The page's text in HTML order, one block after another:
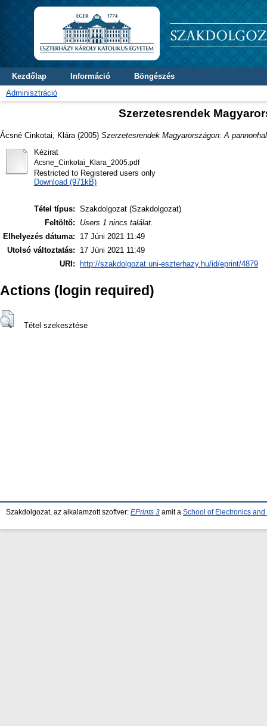
Kezdőlap Információ
Böngészés
Adminisztráció
Szerzetesrendek
Ácsné Cinkotai, Klára (2005) Szerzetesrendek Magyarországon: A
Kézirat
Acsne_Cinkotai_Klara_2005.pdf
Restricted to Registered users only
Download (971kB)
Tétel típus: Szakdolgozat (Szakdolgozat)
Feltöltő:
Users 1 nincs találat.
Elhelyezés dátuma:
17 Júni 2021 11:49
Utolsó változtatás:
17 Júni 2021 11:49
URI:
http://szakdolgozat.uni-eszterhazy.hu/id/eprint/4879
Actions (login required)
Tétel szekesztése
Szakdolgozat, az alkalamzott szoftver: EPrints 3 amit a School of Electronics